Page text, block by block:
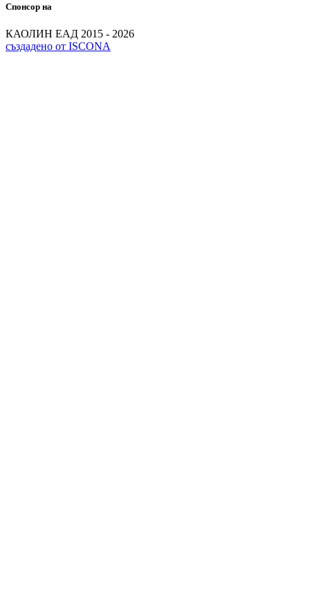
Спонсор на
КАОЛИН ЕАД 2015 - 2026
създадено от ISCONA